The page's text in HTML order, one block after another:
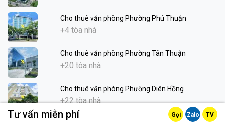
Cho thuê văn phòng Phường Phú Thuận
+4 tòa nhà
Cho thuê văn phòng Phường Tân Thuận
+20 tòa nhà
Cho thuê văn phòng Phường Diên Hồng
+22 tòa nhà
Cho thuê văn phòng Phường Vườn Lài
Tư vấn miễn phí Gọi Zalo TV